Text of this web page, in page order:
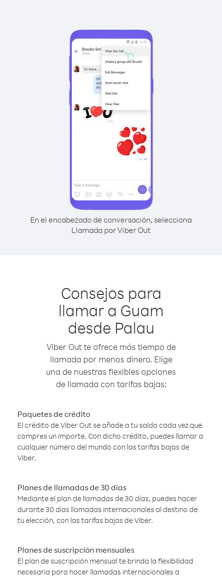
En el encabezado de conversación, selecciona
Llamada por Viber Out
Consejos para
llamar a Guam
desde Palau
Viber Out te ofrece más tiempo de
llamada por menos dinero. Elige
una de nuestras flexibles opciones
de llamada con tarifas bajas:
Paquetes de crédito
El crédito de Viber Out se añade a tu saldo cada vez que
compres un importe. Con dicho crédito, puedes llamar a
cualquier número del mundo con las tarifas bajas de
Viber.
Planes de llamadas de 30 días
Mediante el plan de llamadas de 30 días, puedes hacer
durante 30 días llamadas internacionales al destino de
tu elección, con las tarifas bajas de Viber.
Planes de suscripción mensuales
El plan de suscripción mensual te brinda la flexibilidad
necesaria para hacer llamadas internacionales a